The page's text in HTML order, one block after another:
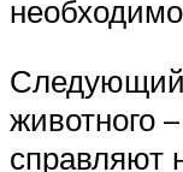
Следующий
животного
справляют